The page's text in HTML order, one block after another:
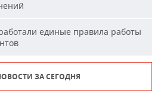
единые правила работы
ЗА СЕГОДНЯ